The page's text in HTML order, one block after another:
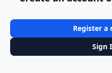
Register a
Sign